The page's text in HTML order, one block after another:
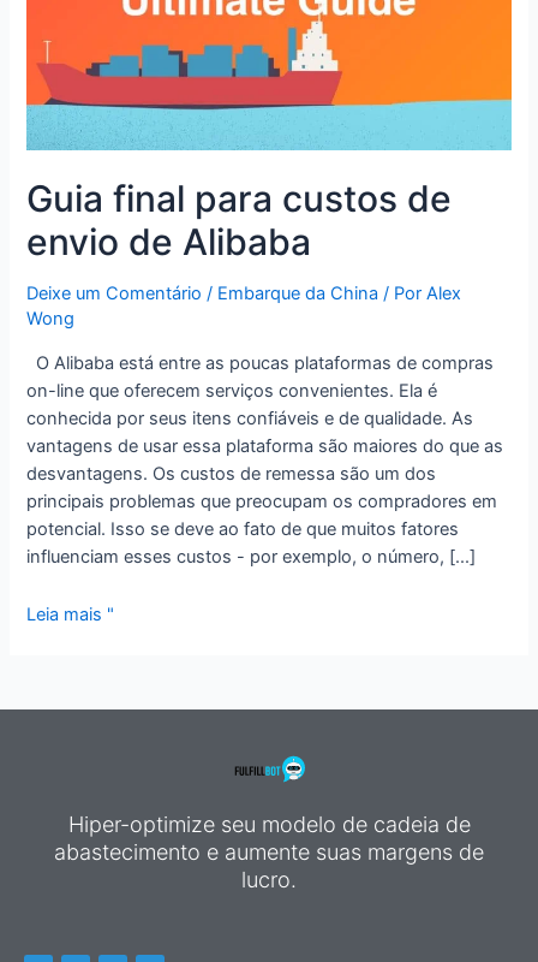
Guia final para custos de
envio de Alibaba
Deixe um Comentário / Embarque da China / PorAlex
Wong
O Alibaba está entre as poucas plataformas de compras
on-line que oferecem serviços convenientes. Ela é
conhecida por seus itens confiáveis e de qualidade. As
vantagens de usar essa plataforma são maiores do que as
desvantagens. Os custos de remessa são um dos
principais problemas que preocupam os compradores em
potencial. Isso se deve ao fato de que muitos fatores
influenciam esses custos - por exemplo, o número, [...]
Leia mais "
Hiper-optimize seu modelo de cadeia de
abastecimento e aumente suas margens de
lucro.